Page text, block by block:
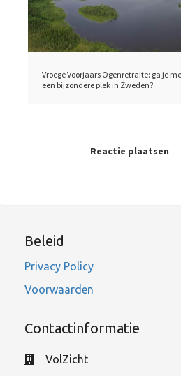
Vroege Voorjaars Ogenretraite: ga je
een bijzondere plek in Zweden?
Reactie plaatsen
Beleid
Privacy Policy
Voorwaarden
Contactinformatie
VolZicht